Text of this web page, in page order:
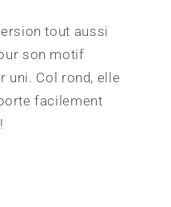
tout aussi
son motif
uni. Col rond, elle
facilement